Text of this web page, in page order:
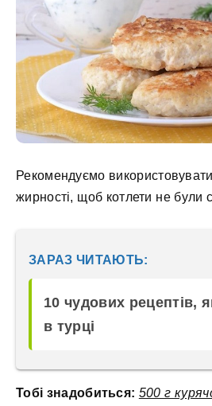
Рекомендуємо
жирності, щоб котлети не були
ЗАРАЗ ЧИТАЮТЬ:
10 чудових рецептів,
в турці
Тобі знадобиться: 500 г